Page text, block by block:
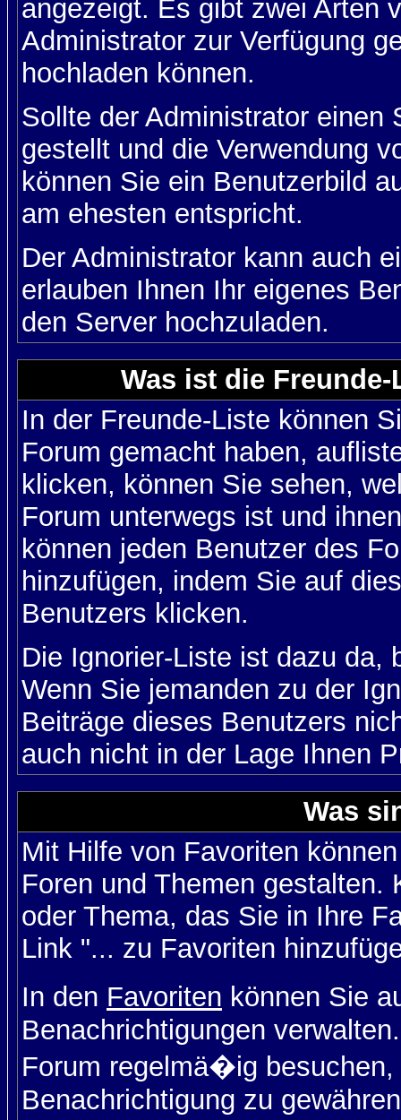
angezeigt. Es gibt zwei Arten
Administrator zur Verfügung
hochladen können.
Sollte der Administrator einen
gestellt und die Verwendung
können Sie ein Benutzerbild
am ehesten entspricht.
Der Administrator kann auch
erlauben Ihnen Ihr eigenes
den Server hochzuladen.
Was ist die
In der Freunde-Liste können
Forum gemacht haben,
klicken, können Sie sehen,
Forum unterwegs ist und
können jeden Benutzer des
hinzufügen, indem Sie auf
Benutzers klicken.
Die Ignorier-Liste ist dazu da,
Wenn Sie jemanden zu der
Beiträge dieses Benutzers
auch nicht in der Lage Ihnen
Was
Mit Hilfe von Favoriten
Foren und Themen
oder Thema, das Sie in Ihre
Link "... zu Favoriten
In den Favoriten können Sie
Benachrichtigungen
Forum regelmä�ig
Benachrichtigung zu